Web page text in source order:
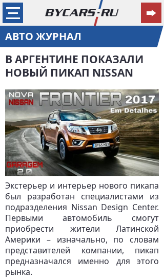
АВТО ЖУРНАЛ
В АРГЕНТИНЕ ПОКАЗАЛИ
НОВЫЙ ПИКАП NISSAN
Экстерьер и интерьер нового пикапа
был разработан специалистами из
подразделения Nissan Design Center.
Первыми автомобиль смогут
приобрести жители Латинской
Америки – изначально, по словам
представителей компании, пикап
предназначался именно для этого
рынка.